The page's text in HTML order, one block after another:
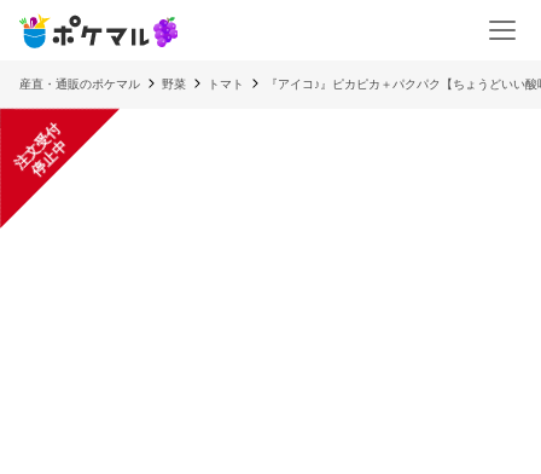
産直・通販のポケマル 野菜 トマト 『アイコ♪』ピカピカ＋パクパク【ちょうどいい
注
文
受
付
停
止
中